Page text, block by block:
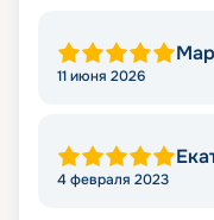
11 июня 2026
4 февраля 2023